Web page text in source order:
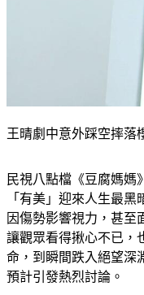
民視八點檔《豆腐媽
「有美」迎來人生最黑
因傷勢影響視力，甚至
讓觀眾看得揪心不已，
命，到瞬間跌入絕望深